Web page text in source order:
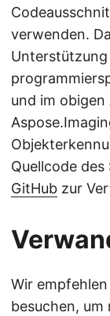
verwenden.
Unterstützung
und im
Quellcode
GitHub zur
Wir
besuchen,